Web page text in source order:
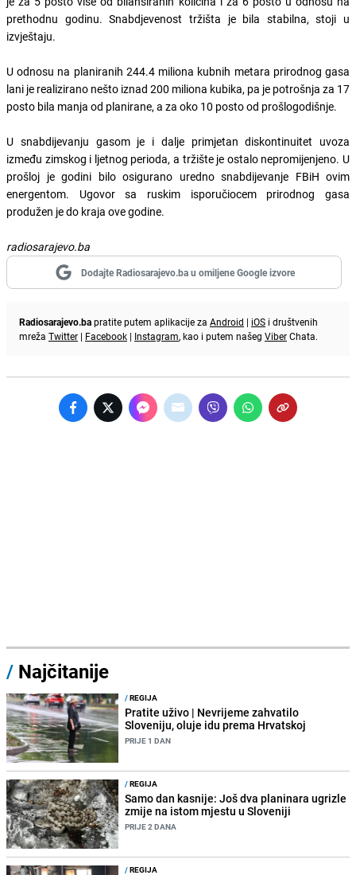
prethodnu godinu. Snabdjevenost tržišta je bila stabilna, stoji u
izvještaju.
U odnosu na planiranih 244.4 miliona kubnih metara prirodnog gasa
lani je realizirano nešto iznad 200 miliona kubika, pa je potrošnja za 17
posto bila manja od planirane, a za oko 10 posto od prošlogodišnje.
U snabdijevanju gasom je i dalje primjetan diskontinuitet uvoza
između zimskog i ljetnog perioda, a tržište je ostalo nepromijenjeno. U
prošloj je godini bilo osigurano uredno snabdijevanje FBiH ovim
energentom. Ugovor sa ruskim isporučiocem prirodnog gasa
produžen je do kraja ove godine.
radiosarajevo.ba
Dodajte Radiosarajevo.ba u omiljene Google izvore
Radiosarajevo.bapratite putem aplikacije za Android | iOS i društvenih
mreža Twitter | Facebook | Instagram, kao i putem našeg ViberChata.
/ Najčitanije
/REGIJA
Pratite uživo | Nevrijeme zahvatilo
Sloveniju, oluje idu prema Hrvatskoj
PRIJE 1 DAN
/REGIJA
Samo dan kasnije: Još dva planinara ugrizle
zmije na istom mjestu u Sloveniji
PRIJE 2 DANA
/REGIJA